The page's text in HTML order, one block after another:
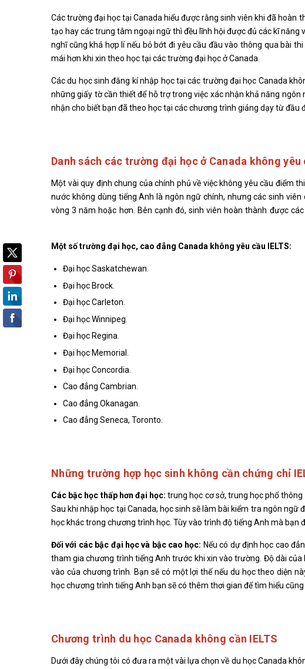
Các trường đại học tại Canada hiểu được rằng sinh viên khi đã
tạo hay các trung tâm ngoại ngữ thì đều lĩnh hội được đủ các kĩ năng
nghĩ cũng khá hợp lí nếu bỏ bớt đi yêu cầu đầu vào thông qua bài
mái hơn khi xin theo học tại các trường đại học ở Canada.
Các du học sinh đăng kí nhập học tại các trường đại học Canada
những giấy tờ cần thiết để hỗ trợ trong việc xác nhận khả năng
nhận cho biết bạn đã theo học tại các chương trình giảng dạy từ đầu
Danh sách các trường đại học ở Canada không yêu
Một vài quy định chung của chính phủ về việc không yêu cầu điểm
nước không dùng tiếng Anh là ngôn ngữ chính, nhưng các sinh
vòng 3 năm hoặc hơn. Bên cạnh đó, sinh viên hoàn thành được
Một số trường đại học, cao đẳng Canada không yêu cầu IELTS:
Đại học Saskatchewan.
Đại học Brock.
Đại học Carleton.
Đại học Winnipeg.
Đại học Regina.
Đại học Memorial.
Đại học Concordia.
Cao đẳng Cambrian.
Cao đẳng Okanagan.
Cao đẳng Seneca, Toronto.
Những trường hợp học sinh không cần chứng chỉ
Các bậc học thấp hơn đại học: trung học cơ sở, trung học phổ thông
Sau khi nhập học tại Canada, học sinh sẽ làm bài kiểm tra ngôn
học khác trong chương trình học. Tùy vào trình độ tiếng Anh mà
Đối với các bậc đại học và bậc cao học: Nếu có dự định học cao
tham gia chương trình tiếng Anh trước khi xin vào trường. Độ dài
vào của chương trình. Bạn sẽ có một lợi thế nếu du học theo diện
học chương trình tiếng Anh bạn sẽ có thêm thơi gian để tìm hiểu
Chương trình du học Canada không cần IELTS
Dưới đây chúng tôi có đưa ra một vài lựa chọn về du học Canada